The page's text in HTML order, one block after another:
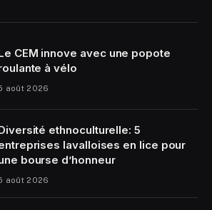
CEM innove avec une popote
à vélo
août 2026
ethnoculturelle: 5
lavalloises en lice pour
bourse d’honneur
août 2026